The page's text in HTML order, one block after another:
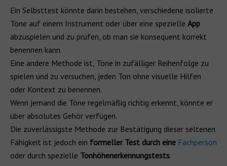
Ein Selbsttest könnte darin bestehen, verschiedene isolierte
Töne auf einem Instrument oder über eine spezielle App
abzuspielen und zu prüfen, ob man sie konsequent korrekt
benennen kann.
Eine andere Methode ist, Töne in zufälliger Reihenfolge zu
spielen und zu versuchen, jeden Ton ohne visuelle Hilfen
oder Kontext zu benennen.
Wenn jemand die Töne regelmäßig richtig erkennt, könnte er
über absolutes Gehör verfügen.
Die zuverlässigste Methode zur Bestätigung dieser seltenen
Fähigkeit ist jedoch ein formeller Test durch eine Fachperson
oder durch spezielle Tonhöhenerkennungstests.